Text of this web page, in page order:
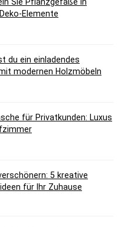
Elemente
du ein einladendes
modernen Holzmöbeln
für Privatkunden: Luxus
5 kreative
für Ihr Zuhause